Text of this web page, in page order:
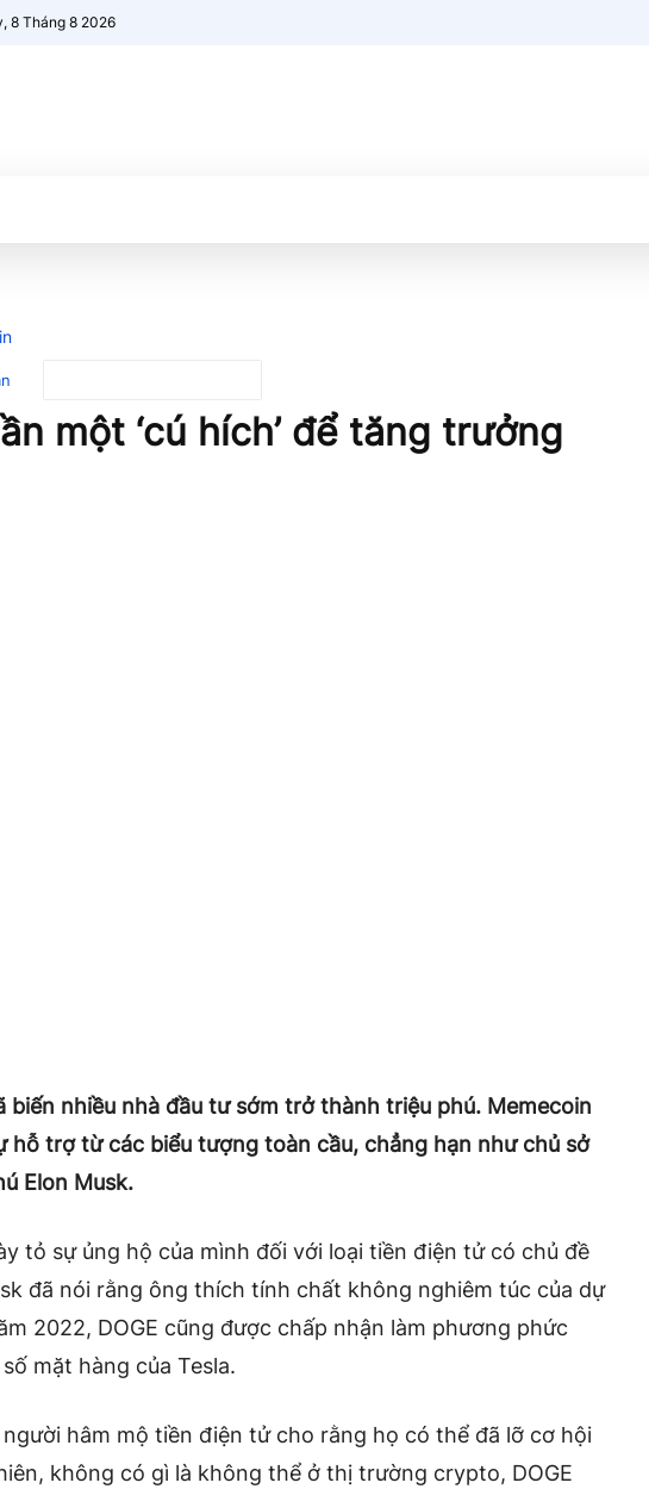
8 Tháng 8 2026
một ‘cú hích’ để tăng trưởng
biến nhiều nhà đầu tư sớm trở thành triệu phú. Memecoin
hỗ trợ từ các biểu tượng toàn cầu, chẳng hạn như chủ sở
Elon Musk.
tỏ sự ủng hộ của mình đối với loại tiền điện tử có chủ đề
đã nói rằng ông thích tính chất không nghiêm túc của dự
2022, DOGE cũng được chấp nhận làm phương phức
mặt hàng của Tesla.
hâm mộ tiền điện tử cho rằng họ có thể đã lỡ cơ hội
không có gì là không thể ở thị trường crypto, DOGE